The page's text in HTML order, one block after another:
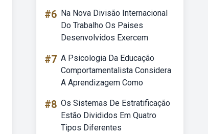
#6 Na Nova Divisão Internacional
Do Trabalho Os Paises
Desenvolvidos Exercem
#7 A Psicologia Da Educação
Comportamentalista Considera
A Aprendizagem Como
#8 Os Sistemas De Estratificação
Estão Divididos Em Quatro
Tipos Diferentes